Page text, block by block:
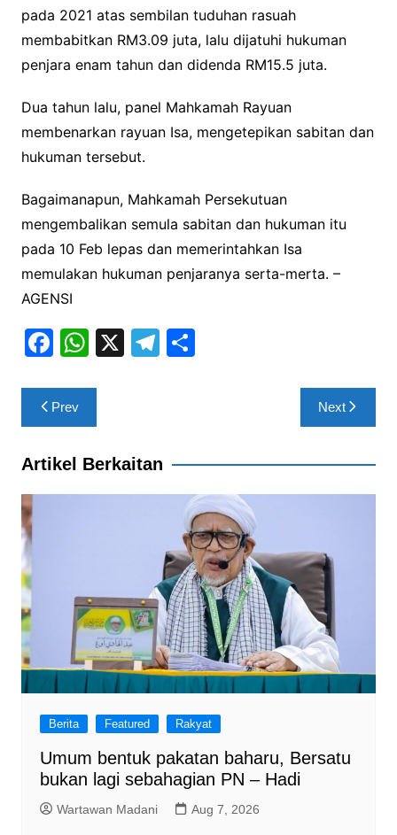
pada 2021 atas sembilan tuduhan rasuah
membabitkan RM3.09 juta, lalu dijatuhi hukuman
penjara enam tahun dan didenda RM15.5 juta.
Dua tahun lalu, panel Mahkamah Rayuan
membenarkan rayuan Isa, mengetepikan sabitan dan
hukuman tersebut.
Bagaimanapun, Mahkamah Persekutuan
mengembalikan semula sabitan dan hukuman itu
pada 10 Feb lepas dan memerintahkan Isa
memulakan hukuman penjaranya serta-merta. –
AGENSI
F
c
e
b
W
at
s
A
X T
a
S
Post
navigation
Prev Next
Artikel Berkaitan
Berita Featured Rakyat
Umum bentuk pakatan baharu, Bersatu
bukan lagi sebahagian PN – Hadi
Wartawan Madani Aug 7, 2026